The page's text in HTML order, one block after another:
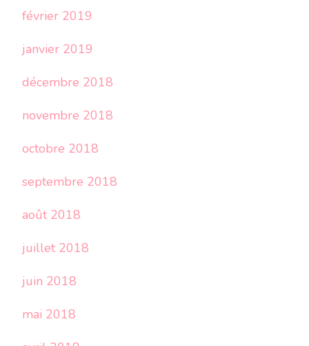
février 2019
janvier 2019
décembre 2018
novembre 2018
octobre 2018
septembre 2018
août 2018
juillet 2018
juin 2018
mai 2018